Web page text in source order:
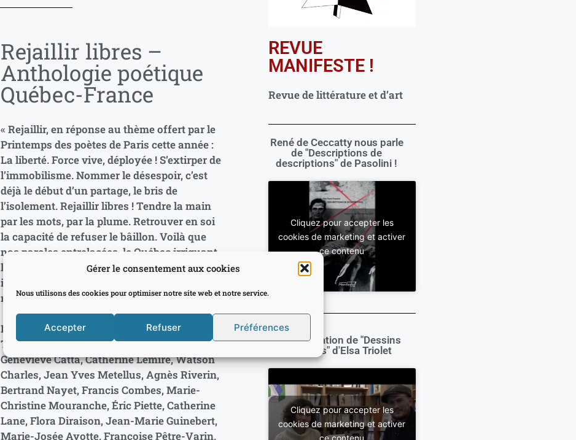
Gérer le consentement aux cookies
Nous utilisons des cookies pour optimiser notre site web et notre service.
Accepter Refuser Préférences
Rejaillir libres –
Anthologie poétique
Québec-France
« Rejaillir, en réponse au thème offert par le
Printemps des poètes de Paris cette année :
La liberté. Force vive, déployée ! S’extirper de
l’immobilisme. Nommer le désespoir, c’est
déjà le début d’un partage, le bris de
l’isolement. Rejaillir libres ! Tendre la main
par les mots, par la plume. Retrouver en soi
la capacité de refuser le bâillon. Voilà que
nos paroles entrelacées, le Québec irriguant
la France, la France irriguant le Québec,
infiltrent la noirceur de courants bleus. Les
mots circulent, porteurs d’humanité. »
Nancy Reichl Lange
Poèmes de : Sophie-Luce Morin, Mila
Tisserant, Louise Guillemot, Vicki Laforce,
Geneviève Catta, Catherine Lemire, Watson
Charles, Jean Yves Metellus, Agnès Riverin,
Bertrand Nayet, Francis Combes, Marie-
Christine Mouranche, Éric Piette, Catherine
Lane, Flora Diraison, Jean-Marie Guinebert,
Marie-Josée Ayotte, Françoise Pêtre-Varin,
REVUE
MANIFESTE !
Revue de littérature et d’art
René de Ceccatty nous parle
de "Descriptions de
descriptions" de Pasolini !
Cliquez pour accepter les
cookies de marketing et activer
ce contenu
Présentation de "Dessins
animés" d'Elsa Triolet
Cliquez pour accepter les
cookies de marketing et activer
ce contenu